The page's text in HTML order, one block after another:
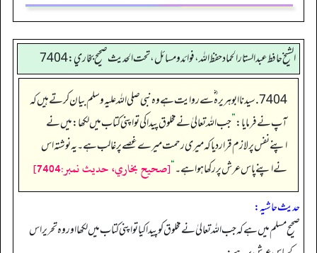
الشيخ حافط عبدالستار الحماد حفظ الله، فوائد و مسائل، تحت الحديث صحيح بخاري:7404
7404. سیدنا ابو ہریرہ ؓ سے روایت ہے وہ نبی صلی اللہ علیہ وسلم بیان کرتے ہیں کہ
آپ نےفرمایا:”جب اللہ تعالیٰ نے مخلوق پیدا کی تو اپنی کتاب میں لکھا: میں نے
اپنے نفس پر لازم قرار دیا کہ میری رحمت میرے غصے پر غالب ہے۔ یہ نوشتہ اس
نے اپنے پاس عرش پر رکھا ہوا ہے۔“[صحيح بخاري، حديث نمبر:7404]
حدیث حاشیہ:
صحیح مسلم میں ہے کہ جب اللہ تعالیٰ نے مخلوق کو پیدا کیا تو اپنی کتاب میں لکھا اور وہ تحریر اس